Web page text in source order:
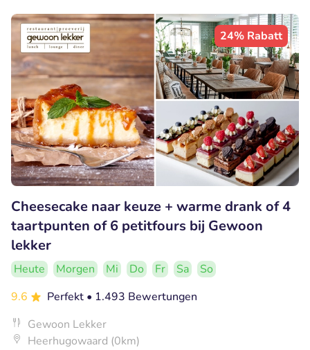
24% Rabatt
Cheesecake naar keuze + warme drank of 4
taartpunten of 6 petitfours bij Gewoon
lekker
Heute Morgen Mi Do Fr Sa
So
9.6
Perfekt • 1.493 Bewertungen
Gewoon Lekker
Heerhugowaard (0km)